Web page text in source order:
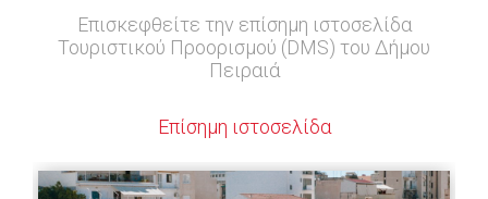
Επισκεφθείτε την επίσημη ιστοσελίδα
Τουριστικού Προορισμού (DMS) του Δήμου
Πειραιά
Επίσημη ιστοσελίδα